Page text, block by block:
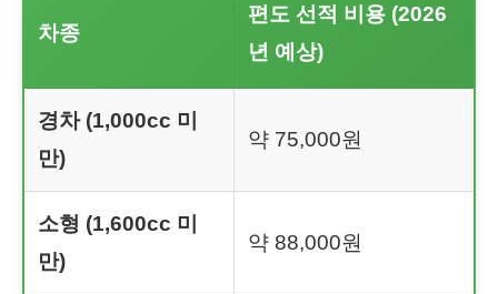
차종
편도 선적 비용 (2026
년 예상)
경차 (1,000cc 미
만)
약 75,000원
소형 (1,600cc 미
만)
약 88,000원